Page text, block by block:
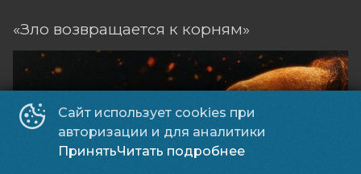
«Зло возвращается к корням»
Сайт использует cookies при
авторизации и для аналитики
ПринятьЧитать подробнее